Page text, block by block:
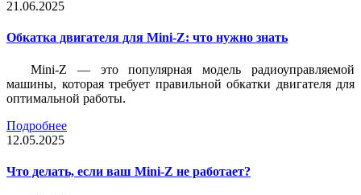
21.06.2025
Обкатка двигателя для Mini-Z: что нужно знать
Mini-Z — это популярная модель радиоуправляемой
машины, которая требует правильной обкатки двигателя для
оптимальной работы.
Подробнее
12.05.2025
Что делать, если ваш Mini-Z не работает?